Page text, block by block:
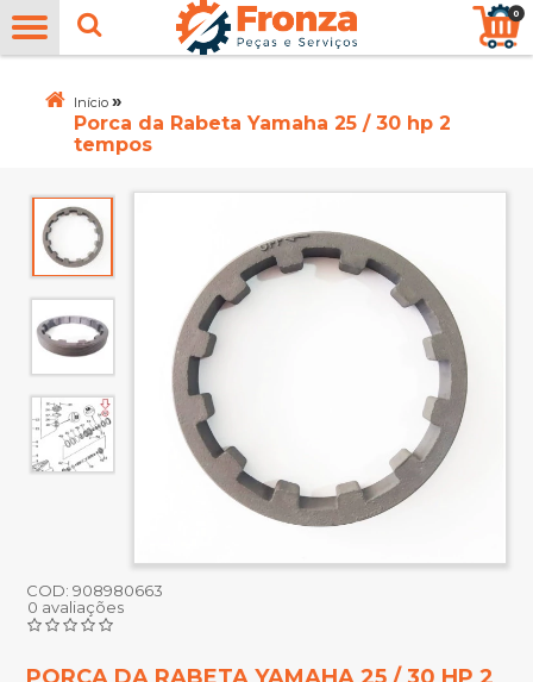
0
Início »
Porca da Rabeta Yamaha 25 / 30 hp 2
tempos
COD:908980663
0 avaliações